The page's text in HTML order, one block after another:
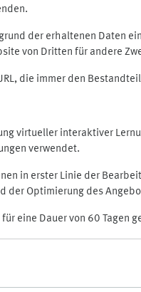
der erhaltenen Daten
von Dritten für andere
die immer den
virtueller interaktiver
verwendet.
in erster Linie der
der Optimierung des
eine Dauer von 60